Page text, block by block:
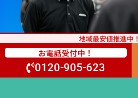
地域最安値推進中！
お電話受付中！
0120-905-623